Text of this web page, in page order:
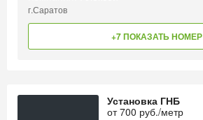
г.Саратов
+7 ПОКАЗАТЬ НОМЕР
Установка ГНБ
от700 руб./метр